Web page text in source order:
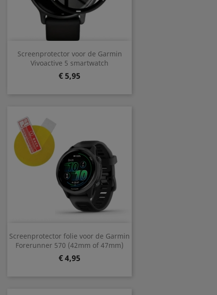
Screenprotector voor de Garmin
Vivoactive 5 smartwatch
Prijs
€ 5,95
Screenprotector folie voor de Garmin
Forerunner 570 (42mm of 47mm)
Prijs
€ 4,95